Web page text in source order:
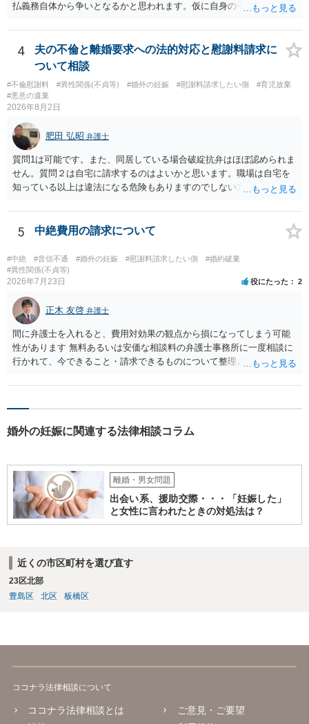
払義務自体から争いとなるかと思われます。仮に自身の子であったと
相手に弁護士がついているということであれば、依頼をするかしない
かは別として一度ご自身も個別に弁護士に相談をされたほうが良いで
しょう。
4
夫の不倫と離婚要求への法的対応と慰謝料請求に
ついて相談
#不倫慰謝料 #異性関係(不貞等) #婚外の妊娠 #慰謝料請求したい側
#育児放棄
#悪意の遺棄
2026年8月2日
肥田 弘昭 弁護士
質問1は可能です。また、同居している場合破綻抗弁はほぼ認められま
せん。質問２は自宅に請求するのはよいかと思います。職場は自宅を
知っている以上は違法になる危険もありますのでしない方が良いで
かと思います。有責配偶者ですので相手方からの離婚は拒否しても仮
に訴訟されても法的に成立しません。質問５は認知すると養育費支払
することはできません。質問６は可能です。質問７は不貞行為の写真
データ（ハメ撮り）、第三者撮影の腕組み写真、夫の自白録音まであ
るのであれば十分かと思います。ご参考にしてください。
5 中絶費用の請求について
#中絶 #音信不通 #婚外の妊娠 #慰謝料請求したい側
#婚約破棄
#異性関係(不貞等)
2026年7月23日 役にたった 2
正木 友啓 弁護士
間に弁護士を入れると、費用対効果の観点から損になってしまう可能
性があります 無料あるいは安価な相談料の弁護士事務所に一度相談に
行かれて、今できること・請求できるものについて整理されるのがよ
婚外の妊娠に関連する法律相談コラム
離婚・男女問題
出会い系、援助交際・・・「妊娠した」
と女性に言われたときの対処法は？
近くの市区町村を選び直す
23区北部
豊島区
北区 板橋区
ココナラ法律相談について
ココナラ法律相談とは
ご意見・ご要望